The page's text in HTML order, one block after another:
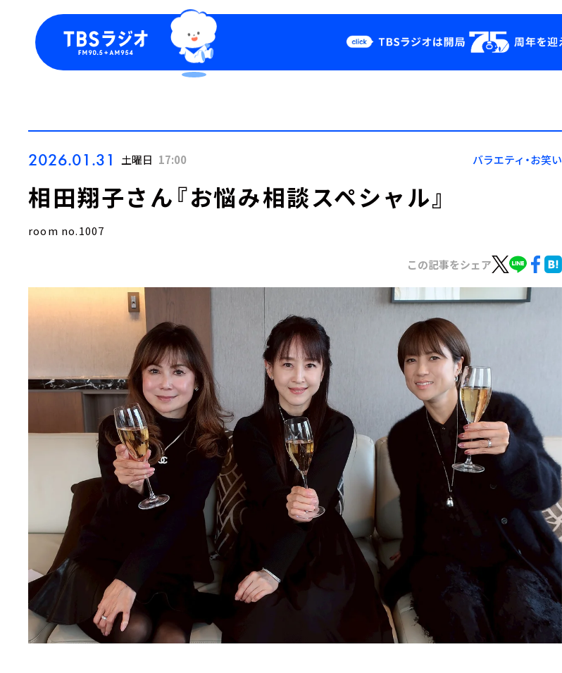
Podcast
YouTube
会社情報
2026.01.31 土曜日 17:00 バラエティ・お笑い
相田翔子さん『お悩み相談スペシャル』
room no.1007
この記事をシェア